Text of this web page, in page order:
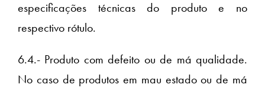
especificações técnicas do produto e no
respectivo rótulo.
6.4.- Produto com defeito ou de má qualidade.
No caso de produtos em mau estado ou de má